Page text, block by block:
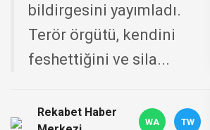
bildirgesini yayımladı.
Terör örgütü, kendini
feshettiğini ve sila...
Rekabet Haber
WA TW